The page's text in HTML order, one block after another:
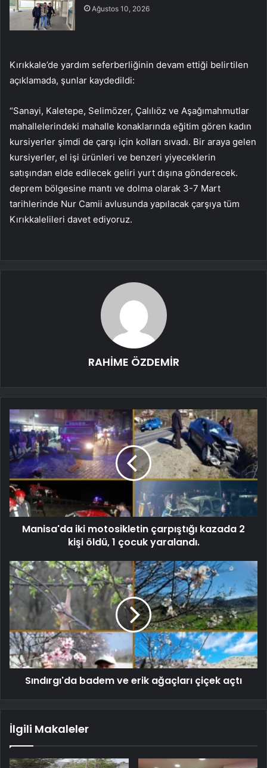
Ağustos 10, 2026
Kırıkkale’de yardım seferberliğinin devam ettiği belirtilen
açıklamada, şunlar kaydedildi:
“Sanayi, Kaletepe, Selimözer, Çalılıöz ve Aşağımahmutlar
mahallelerindeki mahalle konaklarında eğitim gören kadın
kursiyerler şimdi de çarşı için kolları sıvadı. Bir araya gelen
kursiyerler, el işi ürünleri ve benzeri yiyeceklerin
satışından elde edilecek geliri yurt dışına gönderecek.
deprem bölgesine mantı ve dolma olarak 3-7 Mart
tarihlerinde Nur Camii avlusunda yapılacak çarşıya tüm
Kırıkkalelileri davet ediyoruz.
RAHİME ÖZDEMİR
Manisa'da iki motosikletin çarpıştığı kazada 2
kişi öldü, 1 çocuk yaralandı.
Sındırgı'da badem ve erik ağaçları çiçek açtı
İlgili Makaleler